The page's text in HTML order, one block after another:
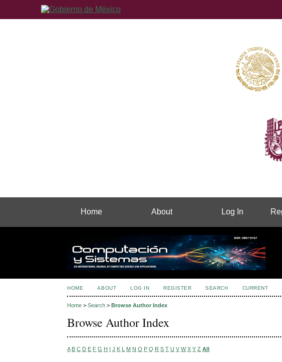
Home About Log In
HOME ABOUT LOG IN REGISTER SEARCH CURRENT
Home >Search >Browse Author Index
Browse Author Index
A B C D E F G H I J K L M N O P Q R S T U V W X Y Z All